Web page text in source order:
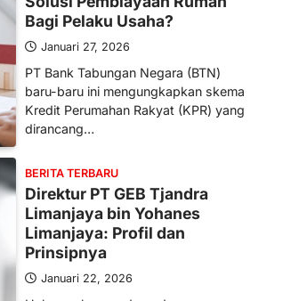
Bagi Pelaku Usaha?
Januari 27, 2026
PT Bank Tabungan Negara (BTN)
baru-baru ini mengungkapkan skema
Kredit Perumahan Rakyat (KPR) yang
dirancang…
BERITA TERBARU
Direktur PT GEB Tjandra
Limanjaya bin Yohanes
Limanjaya: Profil dan
Prinsipnya
Januari 22, 2026